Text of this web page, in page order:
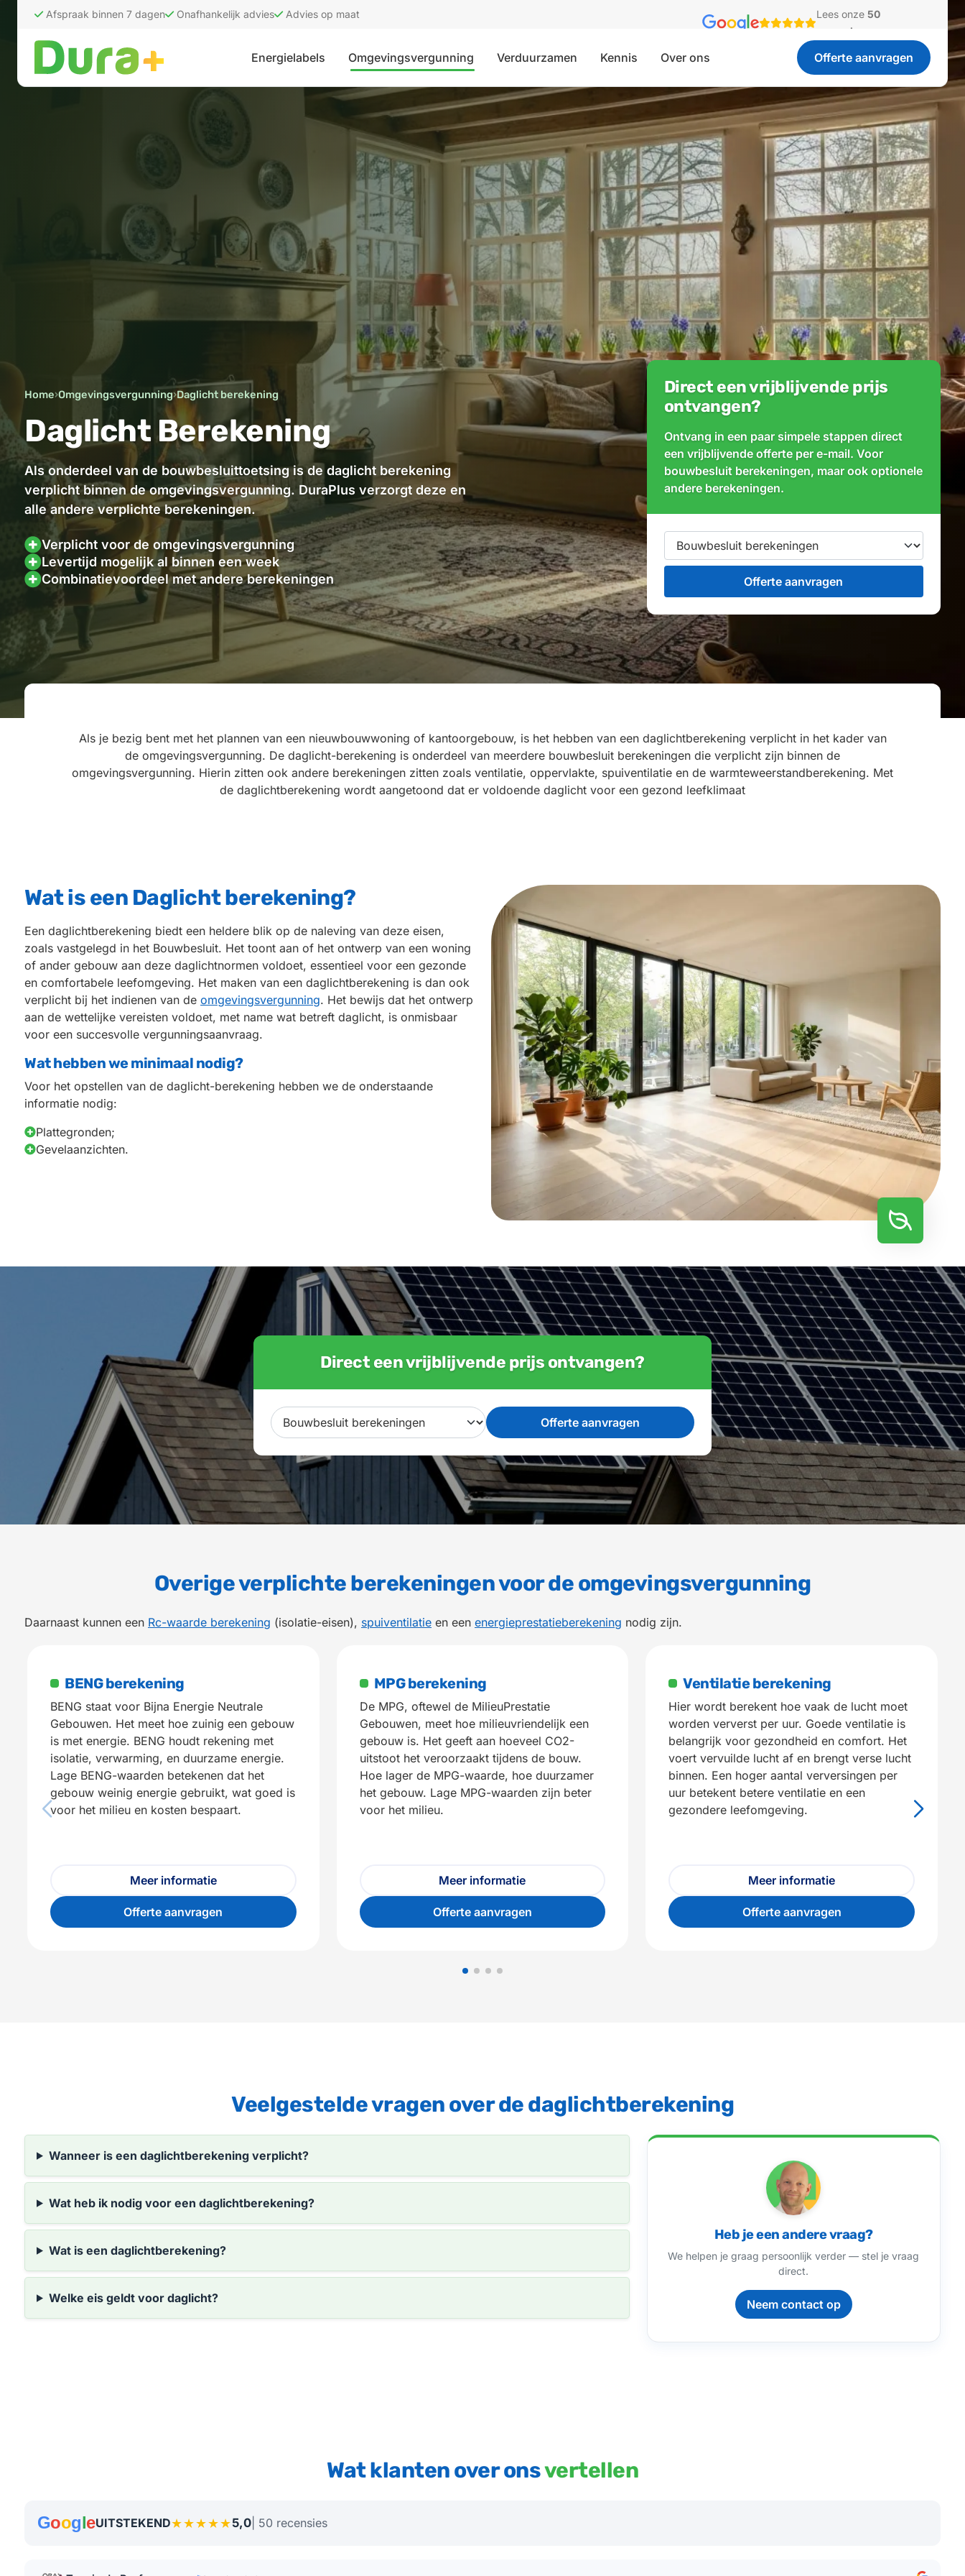
Afspraak binnen 7 dagen Onafhankelijk advies Advies op maat Lees onze50
recensies
Energielabels Omgevingsvergunning Verduurzamen Kennis Over ons Offerte aanvragen
Home›Omgevingsvergunning›Daglicht berekening
Daglicht Berekening
Als onderdeel van de bouwbesluittoetsing is de daglicht berekening
verplicht binnen de omgevingsvergunning. DuraPlus verzorgt deze en
alle andere verplichte berekeningen.
Verplicht voor de omgevingsvergunning
Levertijd mogelijk al binnen een week
Combinatievoordeel met andere berekeningen
Direct een vrijblijvende prijs
ontvangen?
Ontvang in een paar simpele stappen direct
een vrijblijvende offerte per e-mail. Voor
bouwbesluit berekeningen, maar ook optionele
andere berekeningen.
Als je bezig bent met het plannen van een nieuwbouwwoning of kantoorgebouw, is het hebben van een daglichtberekening verplicht in het kader van
de omgevingsvergunning. De daglicht-berekening is onderdeel van meerdere bouwbesluit berekeningen die verplicht zijn binnen de
omgevingsvergunning. Hierin zitten ook andere berekeningen zitten zoals ventilatie, oppervlakte, spuiventilatie en de warmteweerstandberekening. Met
de daglichtberekening wordt aangetoond dat er voldoende daglicht voor een gezond leefklimaat
Wat is een Daglicht berekening?
Een daglichtberekening biedt een heldere blik op de naleving van deze eisen,
zoals vastgelegd in het Bouwbesluit. Het toont aan of het ontwerp van een woning
of ander gebouw aan deze daglichtnormen voldoet, essentieel voor een gezonde
en comfortabele leefomgeving. Het maken van een daglichtberekening is dan ook
verplicht bij het indienen van de omgevingsvergunning. Het bewijs dat het ontwerp
aan de wettelijke vereisten voldoet, met name wat betreft daglicht, is onmisbaar
voor een succesvolle vergunningsaanvraag.
Wat hebben we minimaal nodig?
Voor het opstellen van de daglicht-berekening hebben we de onderstaande
informatie nodig:
Plattegronden;
Gevelaanzichten.
Direct een vrijblijvende prijs ontvangen?
Overige verplichte berekeningen voor de omgevingsvergunning
Daarnaast kunnen een Rc-waarde berekening (isolatie-eisen), spuiventilatie en een energieprestatieberekening nodig zijn.
BENG berekening
BENG staat voor Bijna Energie Neutrale
Gebouwen. Het meet hoe zuinig een gebouw
is met energie. BENG houdt rekening met
isolatie, verwarming, en duurzame energie.
Lage BENG-waarden betekenen dat het
gebouw weinig energie gebruikt, wat goed is
voor het milieu en kosten bespaart.
Meer informatie
Offerte aanvragen
MPG berekening
De MPG, oftewel de MilieuPrestatie
Gebouwen, meet hoe milieuvriendelijk een
gebouw is. Het geeft aan hoeveel CO2-
uitstoot het veroorzaakt tijdens de bouw.
Hoe lager de MPG-waarde, hoe duurzamer
het gebouw. Lage MPG-waarden zijn beter
voor het milieu.
Meer informatie
Offerte aanvragen
Ventilatie berekening
Hier wordt berekent hoe vaak de lucht moet
worden ververst per uur. Goede ventilatie is
belangrijk voor gezondheid en comfort. Het
voert vervuilde lucht af en brengt verse lucht
binnen. Een hoger aantal verversingen per
uur betekent betere ventilatie en een
gezondere leefomgeving.
Meer informatie
Offerte aanvragen
Veelgestelde vragen over de daglichtberekening
Wanneer is een daglichtberekening verplicht?
Wat heb ik nodig voor een daglichtberekening?
Wat is een daglichtberekening?
Welke eis geldt voor daglicht?
Heb je een andere vraag?
We helpen je graag persoonlijk verder — stel je vraag
direct.
Neem contact op
Wat klanten over onsvertellen
GoogleUITSTEKEND★★★★★5,0| 50 recensies